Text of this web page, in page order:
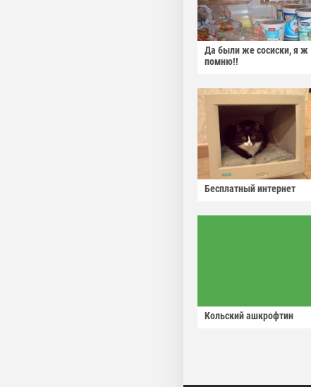
Да были же сосиски, я ж
помню!!
Бесплатный интернет
Кольский ашкрофтин